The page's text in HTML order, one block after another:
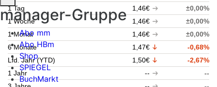
1 Tag
1,46€
±0,00%
1 Woche
1,46€
±0,00%
1 Monat
1,46€
±0,00%
6 Monate
1,47€
-0,68%
Lfd. Jahr (YTD)
1,50€
-2,67%
1 Jahr
--
--
manager-Gruppe
Abo mm
Abo HBm
Shop
SPIEGEL
BuchMarkt